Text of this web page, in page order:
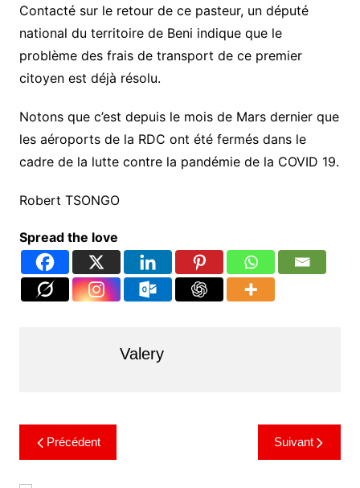
Contacté sur le retour de ce pasteur, un député
national du territoire de Beni indique que le
problème des frais de transport de ce premier
citoyen est déjà résolu.
Notons que c’est depuis le mois de Mars dernier que
les aéroports de la RDC ont été fermés dans le
cadre de la lutte contre la pandémie de la COVID 19.
Robert TSONGO
Spread the love
Valery
Précédent Suivant